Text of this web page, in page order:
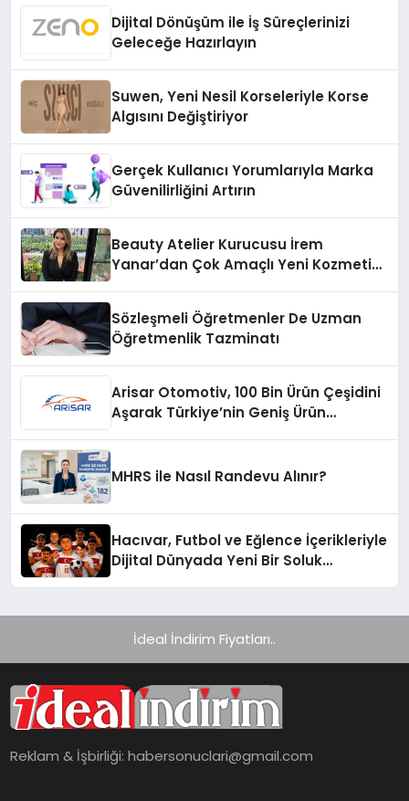
Dijital Dönüşüm ile İş Süreçlerinizi
Geleceğe Hazırlayın
Suwen, Yeni Nesil Korseleriyle Korse
Algısını Değiştiriyor
Gerçek Kullanıcı Yorumlarıyla Marka
Güvenilirliğini Artırın
Beauty Atelier Kurucusu İrem
Yanar’dan Çok Amaçlı Yeni Kozmetik
Sözleşmeli Öğretmenler De Uzman
Öğretmenlik Tazminatı
Arisar Otomotiv, 100 Bin Ürün Çeşidini
Aşarak Türkiye’nin Geniş Ürün
MHRS ile Nasıl Randevu Alınır?
Hacıvar, Futbol ve Eğlence İçerikleriyle
Dijital Dünyada Yeni Bir Soluk
İdeal İndirim Fiyatları..
Reklam & İşbirliği:habersonuclari@gmail.com